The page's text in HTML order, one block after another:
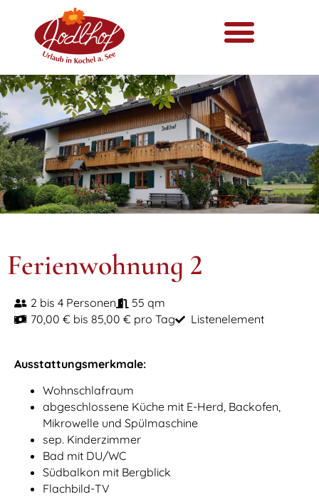
Ferienwohnung 2
2 bis 4 Personen
55 qm
70,00 € bis 85,00 € pro Tag
Listenelement
Ausstattungsmerkmale:
Wohnschlafraum
abgeschlossene Küche mit E-Herd, Backofen,
Mikrowelle und Spülmaschine
sep. Kinderzimmer
Bad mit DU/WC
Südbalkon mit Bergblick
Flachbild-TV